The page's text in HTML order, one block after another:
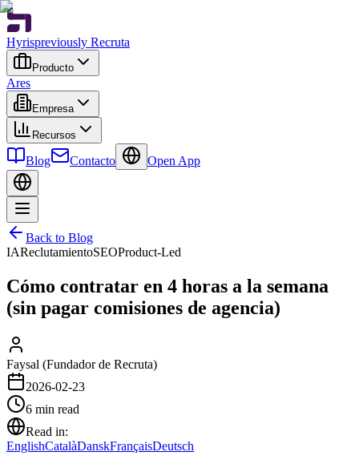
Hyrispreviously Recruta
Producto
Ares
Empresa
Recursos
Blog Contacto Open App
Back to Blog
IAReclutamientoSEOProduct-Led
Cómo contratar en 4 horas a la semana
(sin pagar comisiones de agencia)
Faysal (Fundador de Recruta)
2026-02-23
6 min read
Read in:
EnglishCatalàDanskFrançaisDeutsch